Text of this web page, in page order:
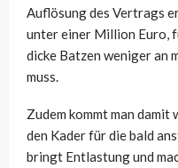
Auflösung des Vertrags
unter einer Million Euro,
dicke Batzen weniger an
muss.
Zudem kommt man
den Kader für die bald
bringt Entlastung und